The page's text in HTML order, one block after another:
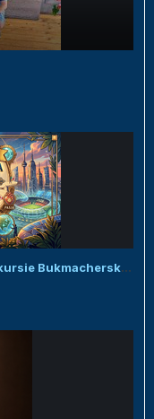
Honorowy dyplom w Malawijskim Konkursie Bukmacherskim :)